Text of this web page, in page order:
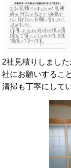
2社見積りしまし
社にお願いするこ
清掃も丁寧にして